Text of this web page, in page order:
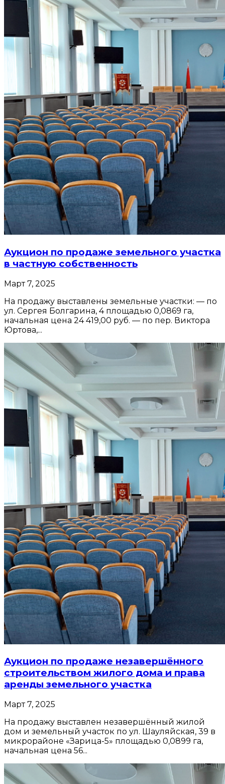
Аукцион по продаже земельного участка
в частную собственность
Март 7, 2025
На продажу выставлены земельные участки: — по
ул. Сергея Болгарина, 4 площадью 0,0869 га,
начальная цена 24 419,00 руб. — по пер. Виктора
Юртова,...
Аукцион по продаже незавершённого
строительством жилого дома и права
аренды земельного участка
Март 7, 2025
На продажу выставлен незавершённый жилой
дом и земельный участок по ул. Шауляйская, 39 в
микрорайоне «Зарица-5» площадью 0,0899 га,
начальная цена 56...